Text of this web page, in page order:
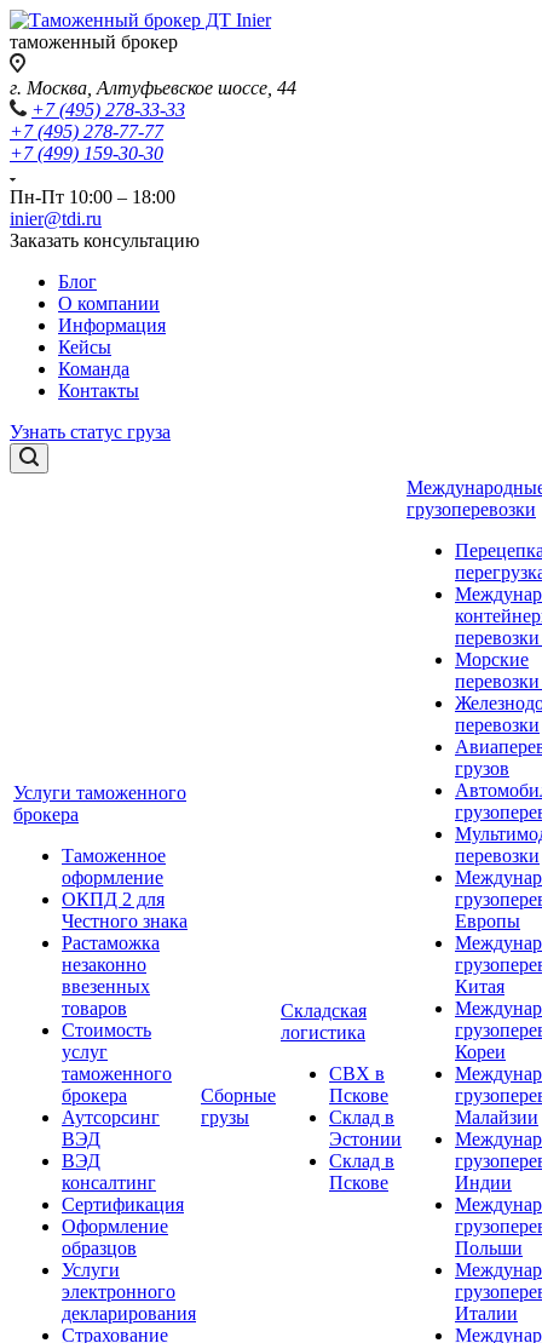
таможенный брокер
г. Москва, Алтуфьевское шоссе, 44
+7 (495) 278-33-33
+7 (495) 278-77-77
+7 (499) 159-30-30
Пн-Пт 10:00 – 18:00
inier@tdi.ru
Заказать консультацию
Блог
О компании
Информация
Кейсы
Команда
Контакты
Узнать статус груза
Услуги таможенного
брокера
Таможенное
оформление
ОКПД 2 для
Честного знака
Растаможка
незаконно
ввезенных
товаров
Стоимость
услуг
таможенного
брокера
Аутсорсинг
ВЭД
ВЭД
консалтинг
Сертификация
Оформление
образцов
Услуги
электронного
декларирования
Страхование
Сборные
грузы
Складская
логистика
СВХ в
Пскове
Склад в
Эстонии
Склад в
Пскове
грузоперевозки
Морские
перевозки
грузов
перевозки
Европы
Китая
Кореи
Малайзии
Индии
Польши
Италии